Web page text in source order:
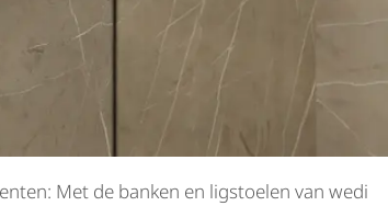
Met de banken en ligstoelen van wedi